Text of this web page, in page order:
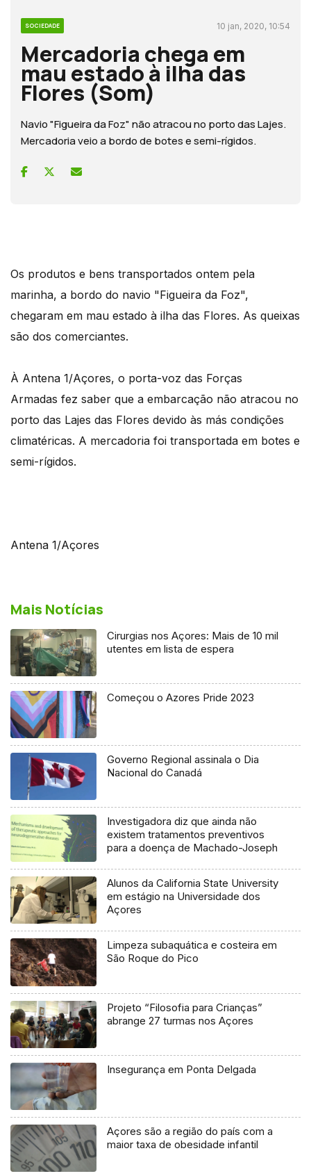
SOCIEDADE 10 jan, 2020, 10:54
Mercadoria chega em
mau estado à ilha das
Flores (Som)
Navio "Figueira da Foz" não atracou no porto das Lajes.
Mercadoria veio a bordo de botes e semi-rígidos.
Os produtos e bens transportados ontem pela
marinha, a bordo do navio "Figueira da Foz",
chegaram em mau estado à ilha das Flores. As queixas
são dos comerciantes.
À Antena 1/Açores, o porta-voz das Forças
Armadas fez saber que a embarcação não atracou no
porto das Lajes das Flores devido às más condições
climatéricas. A mercadoria foi transportada em botes e
semi-rígidos.
Antena 1/Açores
Mais Notícias
Cirurgias nos Açores: Mais de 10 mil
utentes em lista de espera
Começou o Azores Pride 2023
Governo Regional assinala o Dia
Nacional do Canadá
Investigadora diz que ainda não
existem tratamentos preventivos
para a doença de Machado-Joseph
Alunos da California State University
em estágio na Universidade dos
Açores
Limpeza subaquática e costeira em
São Roque do Pico
Projeto “Filosofia para Crianças”
abrange 27 turmas nos Açores
Insegurança em Ponta Delgada
Açores são a região do país com a
maior taxa de obesidade infantil